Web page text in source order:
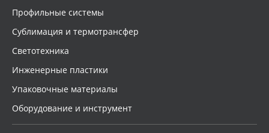
Профильные системы
Сублимация и термотрансфер
Светотехника
Инженерные пластики
Упаковочные материалы
Оборудование и инструмент